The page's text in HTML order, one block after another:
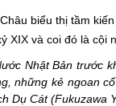
biểu thị tầm
XIX và coi đó là cội
Nhật Bản trước
những kẻ ngoan
Dụ Cát (Fukuzawa